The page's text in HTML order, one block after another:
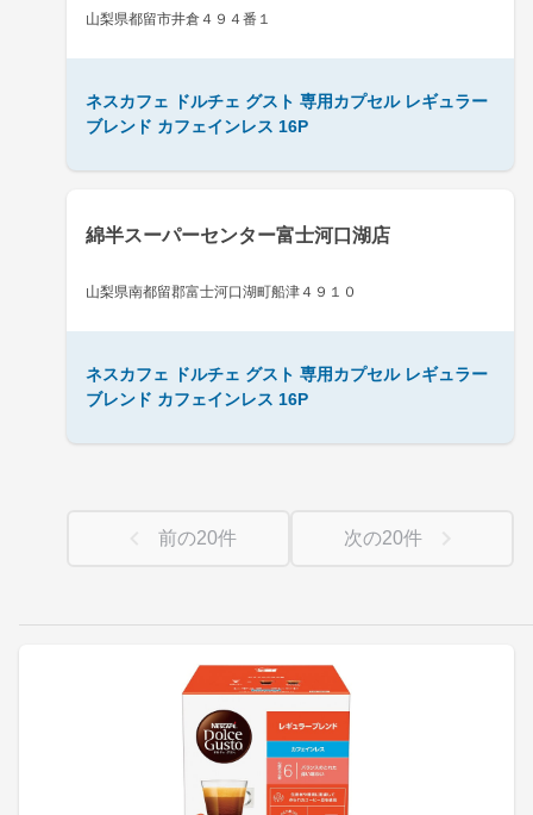
山梨県都留市井倉４９４番１
ネスカフェ ドルチェ グスト 専用カプセル レギュラー
ブレンド カフェインレス 16P
綿半スーパーセンター富士河口湖店
山梨県南都留郡富士河口湖町船津４９１０
ネスカフェ ドルチェ グスト 専用カプセル レギュラー
ブレンド カフェインレス 16P
前の20件 次の20件